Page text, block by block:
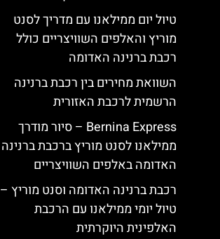
טיול יום ממילאנו עם מדריך לסנט
מוריץ והאלפים השוויצריים כולל
רכבת ברנינה האדומה
השוואת מחירים בין רכבת ברנינה
הרשמית לרכבת האזורית
Bernina Express – סיור מודרך
ממילאנו לסנט מוריץ ברכבת ברנינה
האדומה באלפים השוויצריים
רכבת ברנינה האדומה וסנט מוריץ –
טיול יומי ממילאנו עם הרכבת
האלפינית היוקרתית